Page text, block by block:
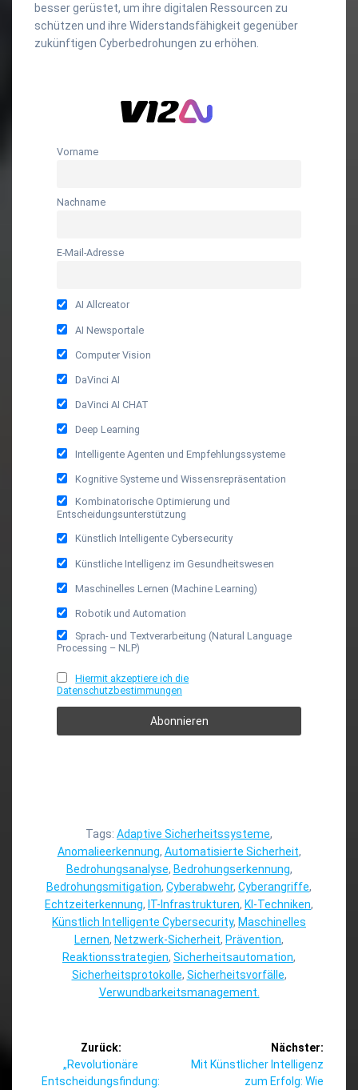
besser gerüstet, um ihre digitalen Ressourcen zu
schützen und ihre Widerstandsfähigkeit gegenüber
zukünftigen Cyberbedrohungen zu erhöhen.
Vorname
Nachname
E-Mail-Adresse
AI Allcreator
AI Newsportale
Computer Vision
DaVinci AI
DaVinci AI CHAT
Deep Learning
Intelligente Agenten und Empfehlungssysteme
Kognitive Systeme und Wissensrepräsentation
Kombinatorische Optimierung und
Entscheidungsunterstützung
Künstlich Intelligente Cybersecurity
Künstliche Intelligenz im Gesundheitswesen
Maschinelles Lernen (Machine Learning)
Robotik und Automation
Sprach- und Textverarbeitung (Natural Language
Processing – NLP)
Hiermit akzeptiere ich die
Datenschutzbestimmungen
Tags: Adaptive Sicherheitssysteme,
Anomalieerkennung, Automatisierte Sicherheit,
Bedrohungsanalyse, Bedrohungserkennung,
Bedrohungsmitigation, Cyberabwehr, Cyberangriffe,
Echtzeiterkennung, IT-Infrastrukturen, KI-Techniken,
Künstlich Intelligente Cybersecurity, Maschinelles
Lernen, Netzwerk-Sicherheit, Prävention,
Reaktionsstrategien, Sicherheitsautomation,
Sicherheitsprotokolle, Sicherheitsvorfälle,
Verwundbarkeitsmanagement.
Beitragsnavigation
Zurück:
Vorheriger
Beitrag:
„Revolutionäre
Entscheidungsfindung:
Nächster:
Nächster
Mit Künstlicher Intelligenz
zum Erfolg: Wie